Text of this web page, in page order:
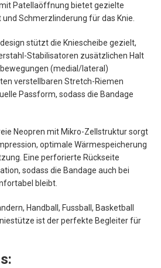
Patellaöffnung bietet gezielte
Schmerzlinderung für das Knie.
stützt die Kniescheibe gezielt,
Stabilisatoren zusätzlichen Halt
(medial/lateral)
verstellbaren Stretch-Riemen
Passform, sodass die Bandage
Neopren mit Mikro-Zellstruktur sorgt
optimale Wärmespeicherung
Eine perforierte Rückseite
sodass die Bandage auch bei
bleibt.
Handball, Fussball, Basketball
ist der perfekte Begleiter für